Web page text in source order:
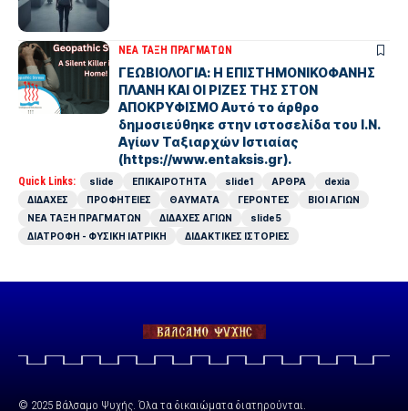
ΝΕΑ ΤΑΞΗ ΠΡΑΓΜΑΤΩΝ
ΓΕΩΒΙΟΛΟΓΙΑ: Η ΕΠΙΣΤΗΜΟΝΙΚΟΦΑΝΗΣ
ΠΛΑΝΗ ΚΑΙ ΟΙ ΡΙΖΕΣ ΤΗΣ ΣΤΟΝ
ΑΠΟΚΡΥΦΙΣΜΟ Αυτό το άρθρο
δημοσιεύθηκε στην ιστοσελίδα του Ι.Ν.
Αγίων Ταξιαρχών Ιστιαίας
(https://www.entaksis.gr).
Quick Links: slide ΕΠΙΚΑΙΡΟΤΗΤΑ slide1 ΑΡΘΡΑ
dexia
ΔΙΔΑΧΕΣ
ΠΡΟΦΗΤΕΙΕΣ ΘΑΥΜΑΤΑ ΓΕΡΟΝΤΕΣ
ΒΙΟΙ ΑΓΙΩΝ
ΝΕΑ ΤΑΞΗ ΠΡΑΓΜΑΤΩΝ
ΔΙΔΑΧΕΣ ΑΓΙΩΝ
slide5
ΔΙΑΤΡΟΦΗ - ΦΥΣΙΚΗ ΙΑΤΡΙΚΗ
ΔΙΔΑΚΤΙΚΕΣ ΙΣΤΟΡΙΕΣ
© 2025 Βάλσαμο Ψυχής. Όλα τα δικαιώματα διατηρούνται.